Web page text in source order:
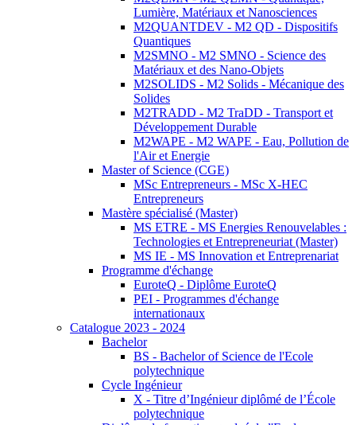
Lumière, Matériaux et Nanosciences
M2QUANTDEV - M2 QD - Dispositifs
Quantiques
M2SMNO - M2 SMNO - Science des
Matériaux et des Nano-Objets
M2SOLIDS - M2 Solids - Mécanique des
Solides
M2TRADD - M2 TraDD - Transport et
Développement Durable
M2WAPE - M2 WAPE - Eau, Pollution de
l'Air et Energie
Master of Science (CGE)
MSc Entrepreneurs - MSc X-HEC
Entrepreneurs
Mastère spécialisé (Master)
MS ETRE - MS Energies Renouvelables :
Technologies et Entrepreneuriat (Master)
MS IE - MS Innovation et Entreprenariat
Programme d'échange
EuroteQ - Diplôme EuroteQ
PEI - Programmes d'échange
internationaux
Catalogue 2023 - 2024
Bachelor
BS - Bachelor of Science de l'Ecole
polytechnique
Cycle Ingénieur
X - Titre d’Ingénieur diplômé de l’École
polytechnique